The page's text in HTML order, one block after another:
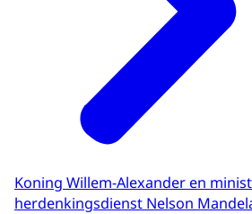
Koning Willem-Alexander en
herdenkingsdienst Nelson